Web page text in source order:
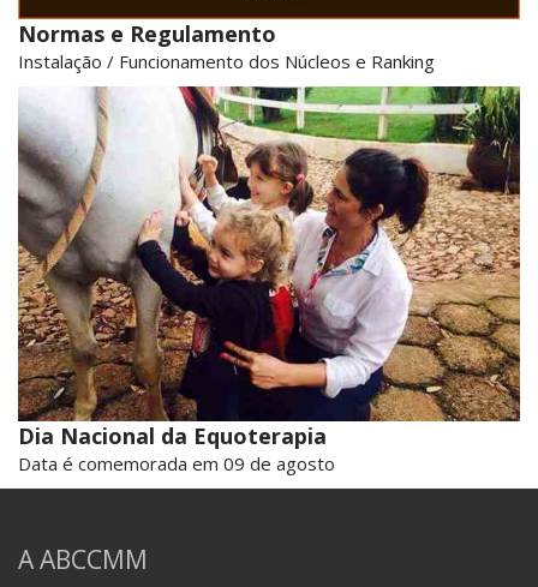
Normas e Regulamento
Instalação / Funcionamento dos Núcleos e Ranking
Dia Nacional da Equoterapia
Data é comemorada em 09 de agosto
A ABCCMM